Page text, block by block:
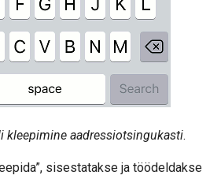
kleepimine aadressiotsingukasti.
sisestatakse ja töödeldakse